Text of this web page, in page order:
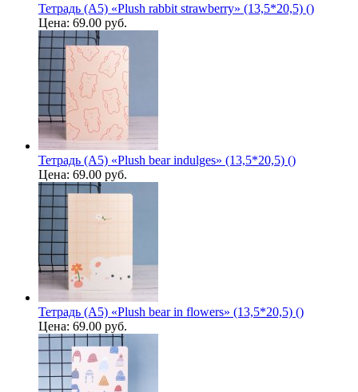
Тетрадь (A5) «Plush rabbit strawberry» (13,5*20,5) ()
Цена: 69.00 руб.
Тетрадь (A5) «Plush bear indulges» (13,5*20,5) ()
Цена: 69.00 руб.
Тетрадь (A5) «Plush bear in flowers» (13,5*20,5) ()
Цена: 69.00 руб.